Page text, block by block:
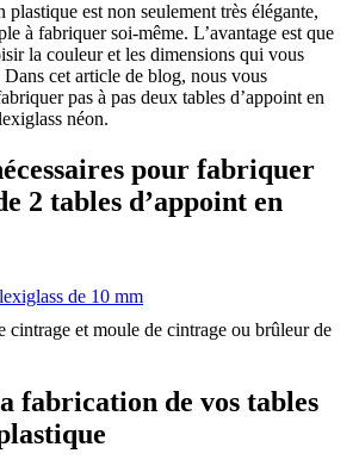
plastique est non seulement très élégante,
à fabriquer soi-même. L’avantage est que
la couleur et les dimensions qui vous
cet article de blog, nous vous
pas à pas deux tables d’appoint en
néon.
pour fabriquer
2 tables d’appoint en
de 10 mm
cintrage et moule de cintrage ou brûleur de
fabrication de vos tables